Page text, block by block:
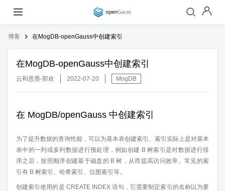
博客 在MogDB-openGauss中创建索引
在MogDB-openGauss中创建索引
云和恩墨-郭欢 2022-07-20 MogDB
在 MogDB/openGauss 中创建索引
为了提升数据的查询性能，可以为基本表创建索引。索引实际上是对基本
表中的一列或多列数据进行预处理，例如创建 B 树索引是对数据进行排
序之后，按照顺序创建基于磁盘的 B 树，从而提高访问效率。常见的索
引有 B 树索引、哈希索引、位图索引等。
创建索引使用的是 CREATE INDEX 语句，它需要制定索引的名称以为要